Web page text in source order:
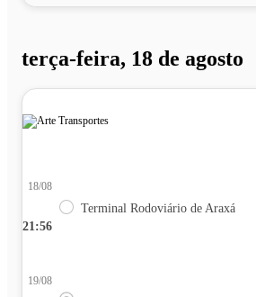
terça-feira, 18 de agosto
21:56
18/08
Terminal Rodoviário de Araxá
19/08